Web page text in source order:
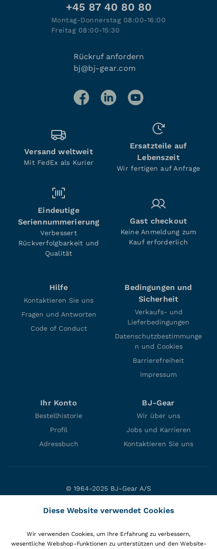
+45 87 40 80 80
Montag-Donnerstag 08:00-16:00
Freitag 08:00-15:30
Rückruf anfordern
bj@bj-gear.com
Versand weltweit
Mit FedEx als Kurier
Ersatzteile auf
Lebenszeit
Wir fertigen auf Anfrage
Eindeutige
Seriennummerierung
Verbessert
Rückverfolgbarkeit und
Qualität
Gast checkout
Keine Anmeldung zum
Kauf erforderlich
Hilfe
Kontaktieren Sie uns
Fragen und Antworten
Code of Conduct
Bedingungen und
Sicherheit
Verkaufs- und
Lieferbedingungen
Datenschutzbestimmunge
n und Cookies
Barrierefreiheit
Impressum
Ihr Konto
Bestellhistorie
Profil
Adressbuch
BJ-Gear
Wir über uns
Jobs und Karrieren
Kontaktieren Sie uns
© 1964-2025 BJ-Gear A/S
DK-8660 Skanderborg
VAT: DK10166470
Diese Website verwendet Cookies
Wir verwenden Cookies, um Ihre Erfahrung zu verbessern,
wesentliche Webshop-Funktionen zu unterstützen und den Website-